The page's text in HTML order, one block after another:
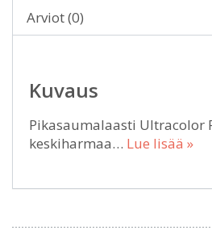
Arviot (0)
Kuvaus
Pikasaumalaasti Ultracolor
keskiharmaa… Lue lisää »